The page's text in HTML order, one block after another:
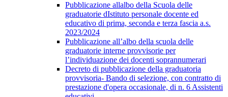
Pubblicazione allalbo della Scuola delle
graduatorie dIstituto personale docente ed
educativo di prima, seconda e terza fascia a.s.
2023/2024
Pubblicazione all’albo della scuola delle
graduatorie interne provvisorie per
l’individuazione dei docenti soprannumerari
Decreto di pubblicazione della graduatoria
provvisoria- Bando di selezione, con contratto di
prestazione d'opera occasionale, di n. 6 Assistenti